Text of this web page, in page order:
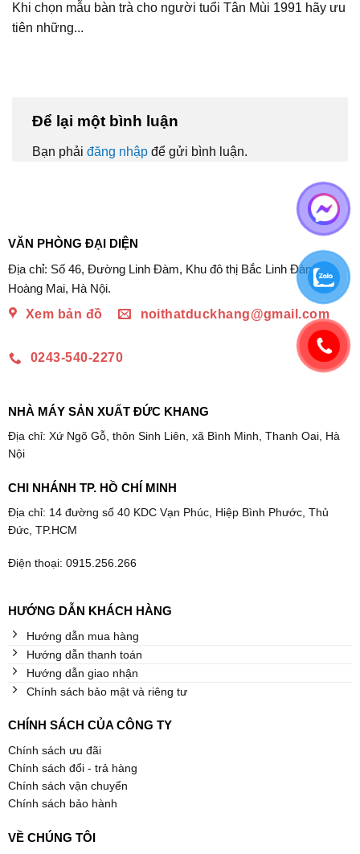
Khi chọn mẫu bàn trà cho người tuổi Tân Mùi 1991 hãy ưu
tiên những...
Để lại một bình luận
Bạn phải đăng nhập để gửi bình luận.
VĂN PHÒNG ĐẠI DIỆN
Địa chỉ: Số 46, Đường Linh Đàm, Khu đô thị Bắc Linh Đàm,
Hoàng Mai, Hà Nội.
Xem bản đồ
noithatduckhang@gmail.com
0243-540-2270
NHÀ MÁY SẢN XUẤT ĐỨC KHANG
Địa chỉ: Xứ Ngõ Gỗ, thôn Sinh Liên, xã Bình Minh, Thanh Oai, Hà
Nội
CHI NHÁNH TP. HỒ CHÍ MINH
Địa chỉ: 14 đường số 40 KDC Vạn Phúc, Hiệp Bình Phước, Thủ
Đức, TP.HCM
Điện thoại: 0915.256.266
HƯỚNG DẪN KHÁCH HÀNG
Hướng dẫn mua hàng
Hướng dẫn thanh toán
Hướng dẫn giao nhận
Chính sách bảo mật và riêng tư
CHÍNH SÁCH CỦA CÔNG TY
Chính sách ưu đãi
Chính sách đổi - trả hàng
Chính sách vận chuyển
Chính sách bảo hành
VỀ CHÚNG TÔI